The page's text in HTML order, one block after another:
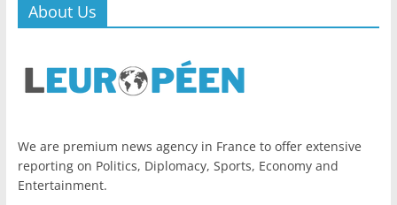
About Us
We are premium news agency in France to offer extensive
reporting on Politics, Diplomacy, Sports, Economy and
Entertainment.